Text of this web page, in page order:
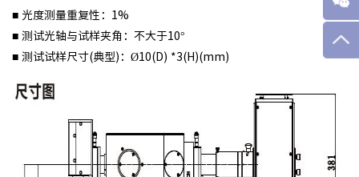
■ 光度测量重复性：1%
■ 测试光轴与试样夹角：不大于10°
■ 测试试样尺寸(典型)：Ø10(D) *3(H)(mm)